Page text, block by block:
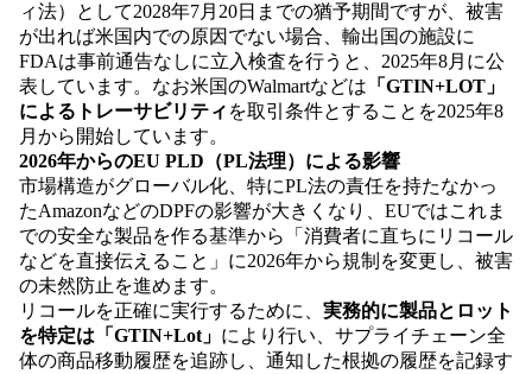
ィ法）として2028年7月20日までの猶予期間ですが、被害
が出れば米国内での原因でない場合、輸出国の施設に
FDAは事前通告なしに立入検査を行うと、2025年8月に公
表しています。なお米国のWalmartなどは 「GTIN+LOT」
によるトレーサビリティ を取引条件とすることを2025年8
月から開始しています。
2026年からのEU PLD（PL法理）による影響
市場構造がグローバル化、特にPL法の責任を持たなかっ
たAmazonなどのDPFの影響が大きくなり、EUではこれま
での安全な製品を作る基準から「消費者に直ちにリコール
などを直接伝えること」に2026年から規制を変更し、被害
の未然防止を進めます。
リコールを正確に実行するために、 実務的に製品とロット
を特定は「GTIN+Lot」 により行い、サプライチェーン全
体の商品移動履歴を追跡し、通知した根拠の履歴を記録す